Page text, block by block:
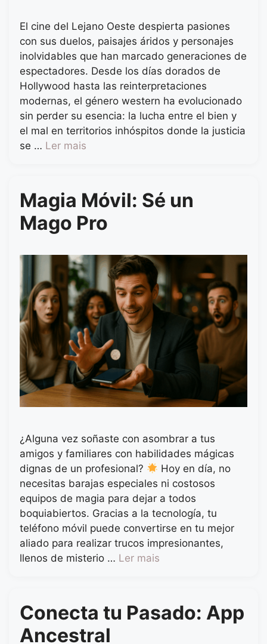
El cine del Lejano Oeste despierta pasiones
con sus duelos, paisajes áridos y personajes
inolvidables que han marcado generaciones de
espectadores. Desde los días dorados de
Hollywood hasta las reinterpretaciones
modernas, el género western ha evolucionado
sin perder su esencia: la lucha entre el bien y
el mal en territorios inhóspitos donde la justicia
se … Ler mais
Magia Móvil: Sé un
Mago Pro
¿Alguna vez soñaste con asombrar a tus
amigos y familiares con habilidades mágicas
dignas de un profesional?
Hoy en día, no
necesitas barajas especiales ni costosos
equipos de magia para dejar a todos
boquiabiertos. Gracias a la tecnología, tu
teléfono móvil puede convertirse en tu mejor
aliado para realizar trucos impresionantes,
llenos de misterio … Ler mais
Conecta tu Pasado: App
Ancestral